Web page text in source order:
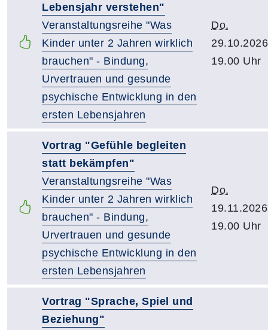
Lebensjahr verstehen"
Veranstaltungsreihe "Was
Kinder unter 2 Jahren wirklich
brauchen" - Bindung,
Urvertrauen und gesunde
psychische Entwicklung in den
ersten Lebensjahren
Do.
19.00 Uhr
Vortrag "Gefühle begleiten
statt bekämpfen"
Veranstaltungsreihe "Was
Kinder unter 2 Jahren wirklich
brauchen" - Bindung,
Urvertrauen und gesunde
psychische Entwicklung in den
ersten Lebensjahren
Do.
19.00 Uhr
Vortrag "Sprache, Spiel und
Beziehung"